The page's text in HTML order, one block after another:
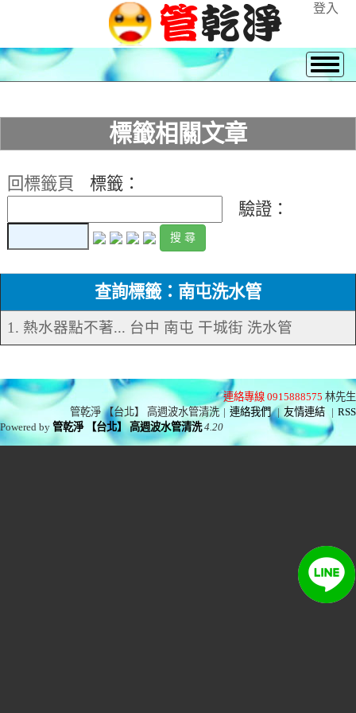
登入
標籤相關文章
回標籤頁
標籤：
驗證：
查詢標籤：南屯洗水管
1. 熱水器點不著... 台中 南屯 干城街 洗水管
連絡專線 0915888575 林先生
管乾淨 【台北】 高週波水管清洗 | 連絡我們 | 友情連結 | RSS
Powered by管乾淨 【台北】 高週波水管清洗 4.20